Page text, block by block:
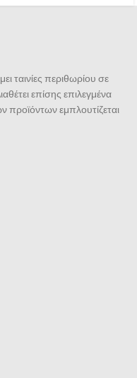
ταινίες περιθωρίου σε
επίσης επιλεγμένα
προϊόντων εμπλουτίζεται